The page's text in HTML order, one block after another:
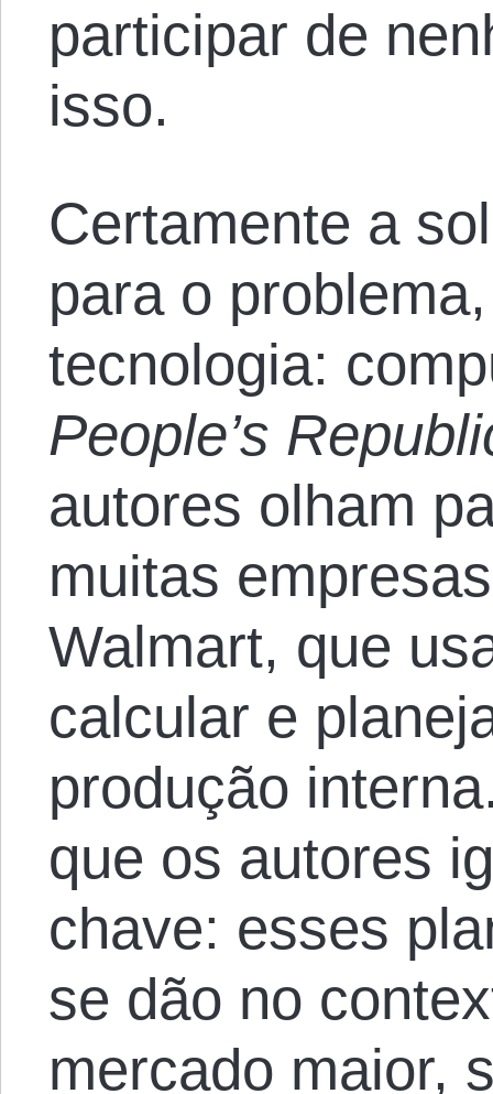
participar de
isso.
Certamente a
para o
tecnologia:
People’s
autores olham
muitas
Walmart, que
calcular e
produção
que os autores
chave: esses
se dão no
mercado maior,